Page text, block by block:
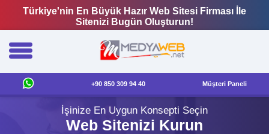
Türkiye'nin En Büyük Hazır Web Sitesi Firması İle
Sitenizi Bugün Oluşturun!
+90 850 309 94 40 Müşteri Paneli
İşinize En Uygun Konsepti Seçin
Web Sitenizi Kurun